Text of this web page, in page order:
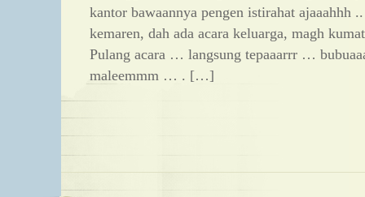
kantor bawaannya pengen istirahat ajaaahhh
kemaren, dah ada acara keluarga, magh
Pulang acara … langsung tepaaarrr …
maleemmm … . […]